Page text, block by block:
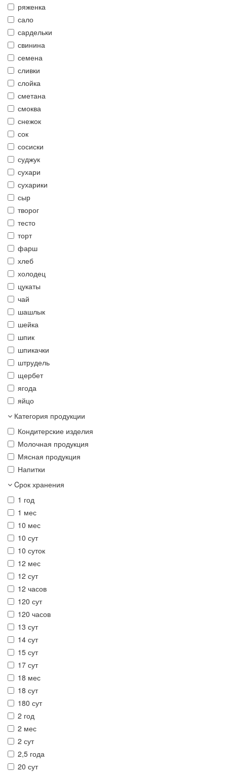
ряженка
сало
сардельки
свинина
семена
сливки
слойка
сметана
смоква
снежок
сок
сосиски
суджук
сухари
сухарики
сыр
творог
тесто
торт
фарш
хлеб
холодец
цукаты
чай
шашлык
шейка
шпик
шпикачки
штрудель
щербет
ягода
яйцо
Категория продукции
Кондитерские изделия
Молочная продукция
Мясная продукция
Напитки
Cрок хранения
1 год
1 мес
10 мес
10 сут
10 суток
12 мес
12 сут
12 часов
120 сут
120 часов
13 сут
14 сут
15 сут
17 сут
18 мес
18 сут
180 сут
2 год
2 мес
2 сут
2,5 года
20 сут